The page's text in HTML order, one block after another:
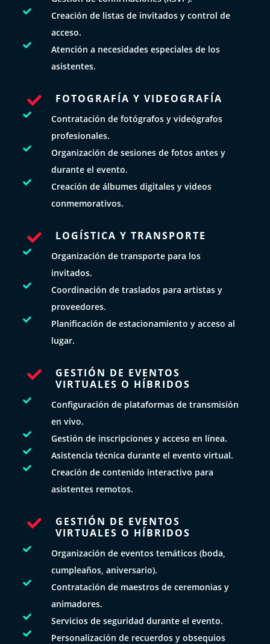

Creación de listas de invitados y control de
acceso.

Atención a necesidades especiales de los
asistentes.
 FOTOGRAFÍA Y VIDEOGRAFÍA

Contratación de fotógrafos y videógrafos
profesionales.

Organización de sesiones de fotos antes y
durante el evento.

Creación de álbumes digitales y videos
conmemorativos.
 LOGÍSTICA Y TRANSPORTE

Organización de transporte para los
invitados.

Coordinación de traslados para artistas y
proveedores.

Planificación de estacionamiento y acceso al
lugar.

GESTIÓN DE EVENTOS
VIRTUALES O HÍBRIDOS

Configuración de plataformas de transmisión
en vivo.
 Gestión de inscripciones y acceso en línea.
 Asistencia técnica durante el evento virtual.

Creación de contenido interactivo para
asistentes remotos.

GESTIÓN DE EVENTOS
VIRTUALES O HÍBRIDOS

Organización de eventos temáticos (boda,
cumpleaños, aniversario).

Contratación de maestros de ceremonias y
animadores.
 Servicios de seguridad durante el evento.

Personalización de recuerdos y obsequios